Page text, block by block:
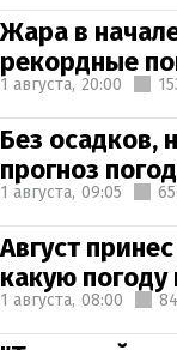
Жара в
рекордные
1 августа, 20:00
Без осадков,
прогноз
1 августа, 09:05
Август
какую
1 августа, 08:00